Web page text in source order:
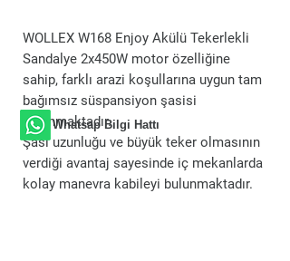
WOLLEX W168 Enjoy Akülü Tekerlekli
Sandalye 2x450W motor özelliğine
sahip, farklı arazi koşullarına uygun tam
bağımsız süspansiyon şasisi
bulunmaktadır.
Şasi uzunluğu ve büyük teker olmasının
verdiği avantaj sayesinde iç mekanlarda
kolay manevra kabileyi bulunmaktadır.
Whatsap Bilgi Hattı